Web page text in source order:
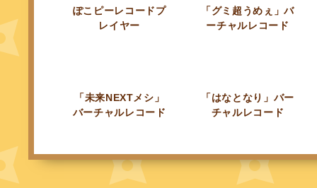
ぽこピーレコードプ
レイヤー
「グミ超うめぇ」バ
ーチャルレコード
「未来NEXTメシ」
バーチャルレコード
「はなとなり」バー
チャルレコード